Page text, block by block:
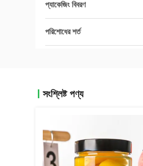
প্যাকেজিং বিবরণ
পরিশোধের শর্ত
সংশ্লিষ্ট পণ্য